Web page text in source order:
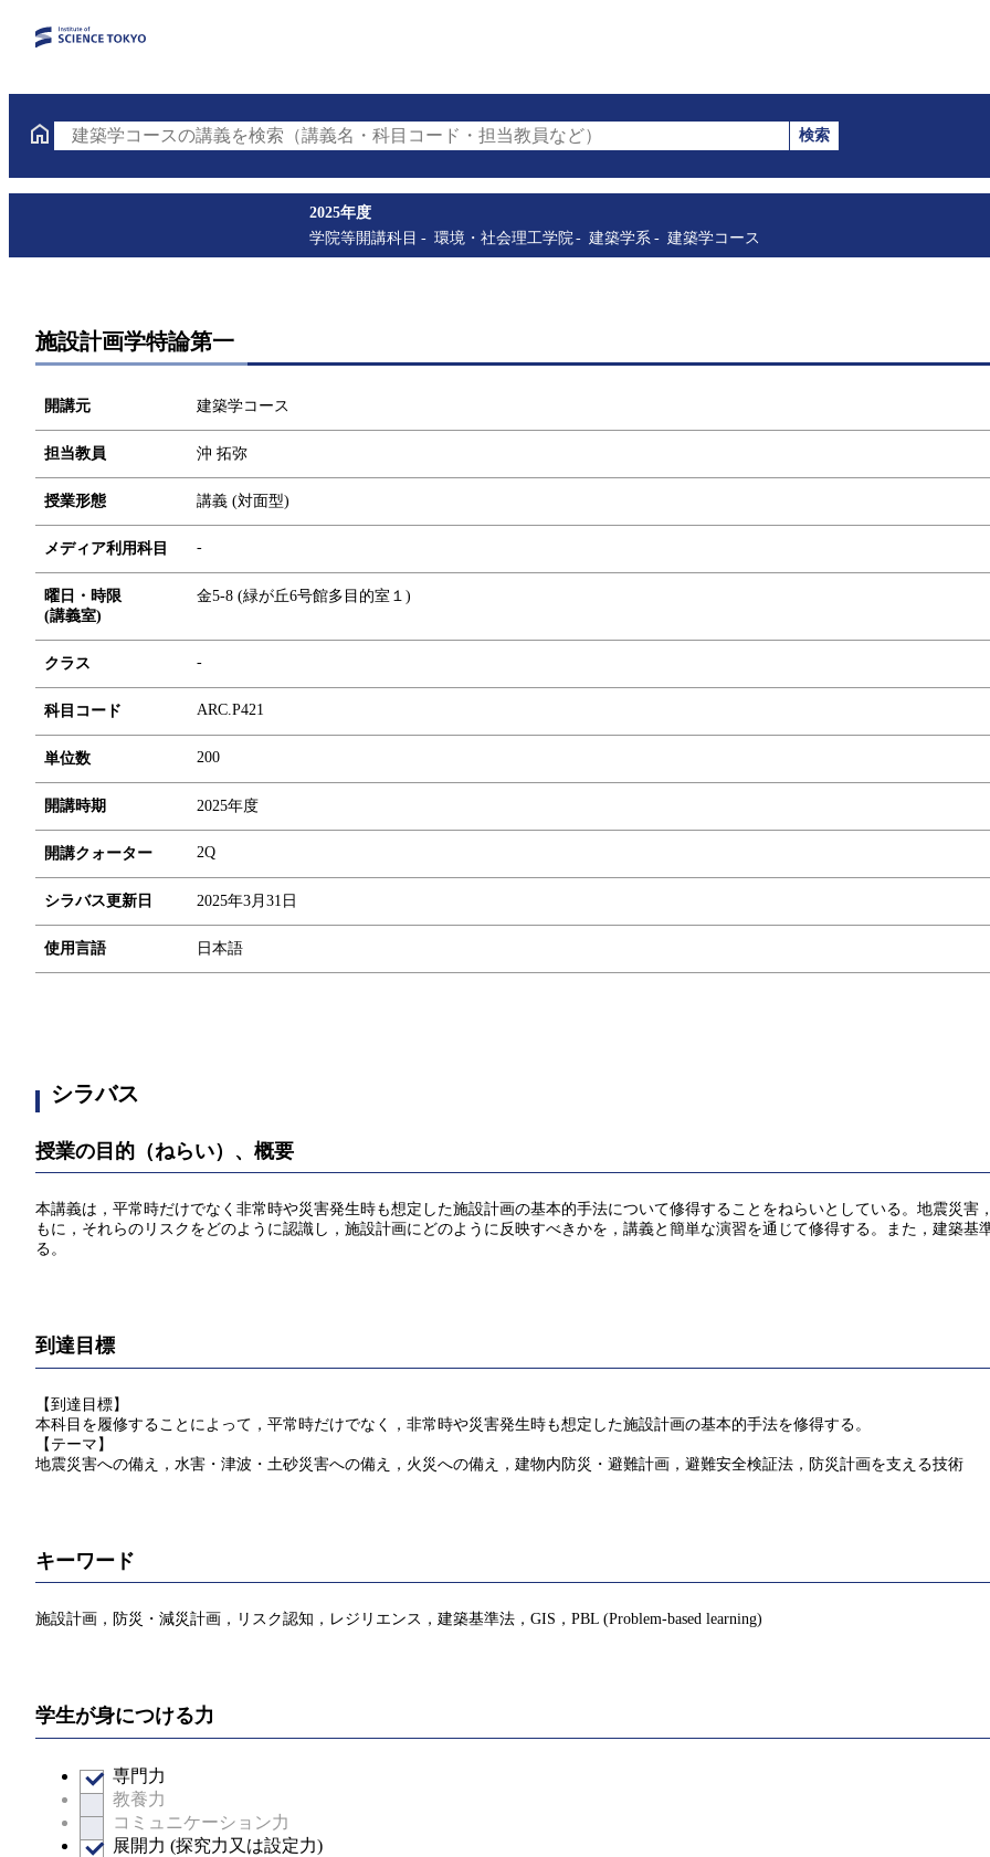
建築学コースの講義を検索（講義名・科目コード・担当教員など）
検索
2025年度
学院等開講科目
環境・社会理工学院 建築学系 建築学コース
施設計画学特論第一
開講元 建築学コース
担当教員 沖 拓弥
授業形態 講義 (対面型)
メディア利用科目 -
曜日・時限
(講義室)
金5-8 (緑が丘6号館多目的室１)
クラス -
科目コード ARC.P421
単位数 200
開講時期 2025年度
開講クォーター 2Q
シラバス更新日 2025年3月31日
使用言語 日本語
シラバス
授業の目的（ねらい）、概要
本講義は，平常時だけでなく非常時や災害発生時も想定した施設計画の基本的手法について修得することをねらいとしている。地震災
もに，それらのリスクをどのように認識し，施設計画にどのように反映すべきかを，講義と簡単な演習を通じて修得する。また，建築
る。
到達目標
【到達目標】
本科目を履修することによって，平常時だけでなく，非常時や災害発生時も想定した施設計画の基本的手法を修得する。
【テーマ】
地震災害への備え，水害・津波・土砂災害への備え，火災への備え，建物内防災・避難計画，避難安全検証法，防災計画を支える技術
キーワード
施設計画，防災・減災計画，リスク認知，レジリエンス，建築基準法，GIS，PBL (Problem-based learning)
学生が身につける力
専門力
教養力
コミュニケーション力
展開力 (探究力又は設定力)